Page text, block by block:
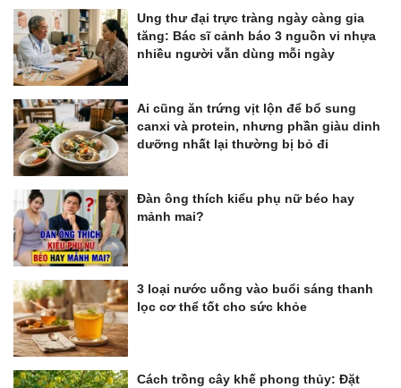
Ung thư đại trực tràng ngày càng gia
tăng: Bác sĩ cảnh báo 3 nguồn vi nhựa
nhiều người vẫn dùng mỗi ngày
Ai cũng ăn trứng vịt lộn để bổ sung
canxi và protein, nhưng phần giàu dinh
dưỡng nhất lại thường bị bỏ đi
Đàn ông thích kiểu phụ nữ béo hay
mảnh mai?
3 loại nước uống vào buổi sáng thanh
lọc cơ thể tốt cho sức khỏe
Cách trồng cây khế phong thủy: Đặt